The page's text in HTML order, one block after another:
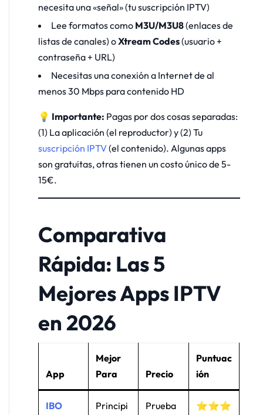
necesita una «señal» (tu suscripción IPTV)
Lee formatos como M3U/M3U8(enlaces de
listas de canales) oXtream Codes(usuario +
contraseña + URL)
Necesitas una conexión a Internet de al
menos 30 Mbps para contenido HD
💡 Importante: Pagas por dos cosas separadas:
(1) La aplicación (el reproductor) y (2) Tu
suscripción IPTV(el contenido). Algunas apps
son gratuitas, otras tienen un costo único de 5-
15€.
Comparativa
Rápida: Las 5
Mejores Apps IPTV
en 2026
App
Mejor
Para
Precio
Puntuac
ión
IBO
Principi
Prueba
⭐⭐⭐